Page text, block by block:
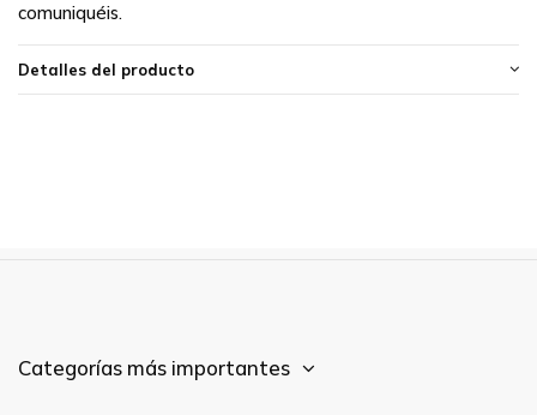
comuniquéis.
Detalles del producto
Categorías más importantes